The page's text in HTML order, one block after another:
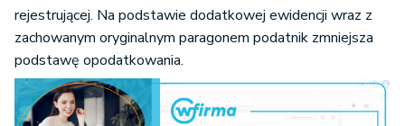
rejestrującej. Na podstawie dodatkowej ewidencji wraz z
zachowanym oryginalnym paragonem podatnik zmniejsza
podstawę opodatkowania.